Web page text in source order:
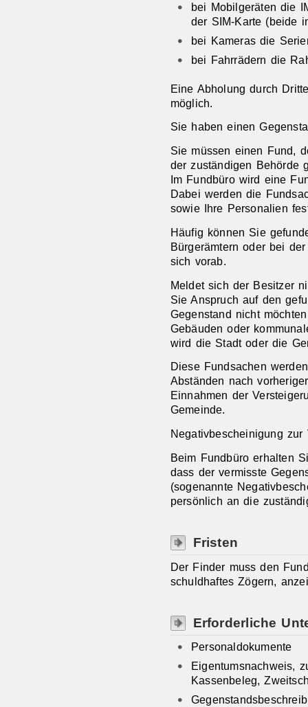
bei Mobilgeräten die
der SIM-Karte (beide
bei Kameras die
bei Fahrrädern die
Eine Abholung durch
möglich.
Sie haben einen
Sie müssen einen Fund,
der zuständigen Behörde
Im Fundbüro wird eine
Dabei werden die
sowie Ihre Personalien
Häufig können Sie
Bürgerämtern oder bei
sich vorab.
Meldet sich der Besitzer
Sie Anspruch auf den
Gegenstand nicht
Gebäuden oder
wird die Stadt oder die
Diese Fundsachen
Abständen nach
Einnahmen der
Gemeinde.
Negativbescheinigung
Beim Fundbüro erhalten
dass der vermisste
(sogenannte
persönlich an die
Fristen
Der Finder muss den
schuldhaftes Zögern,
Erforderliche
Personaldokumente
Eigentumsnachweis,
Kassenbeleg,